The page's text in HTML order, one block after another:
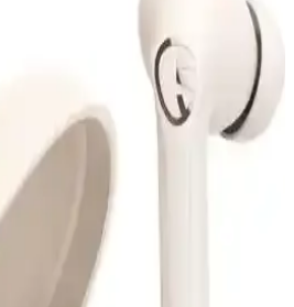
Işıklı Oyuncu Kulaklığı
Şık ve Fonksiyonel
yüksek ses kalitesi ve kablosuz
ve gençler için ideal, ergonomik ve şık
Genel Markalar Bluetooth
markaların Bluetooth araç teypleri
kurulum kolaylığı ve kullanıcı
belirleyin.